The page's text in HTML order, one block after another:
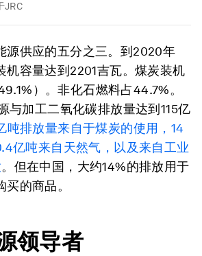
JRC
源供应的五分之三。到2020年
机容量达到2201吉瓦。煤炭装机
）。非化石燃料占44.7%。
与加工二氧化碳排放量达到115亿
吨排放量来自于煤炭的使用，14
亿吨来自天然气，以及来自工业
。但在中国，大约14%的排放用于
买的商品。
领导者